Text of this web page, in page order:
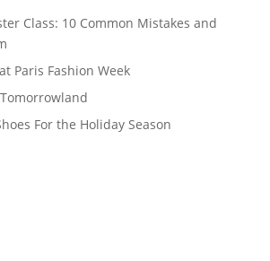
Class: 10 Common Mistakes and
Paris Fashion Week
For the Holiday Season